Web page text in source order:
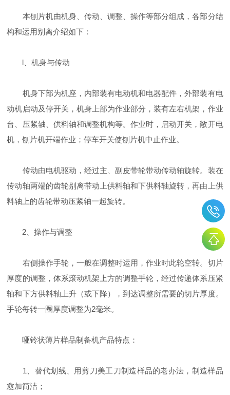
本刨片机由机身、传动、调整、操作等部分组成，各部分结
构和运用别离介绍如下：
l、机身与传动
机身下部为机座，内部装有电动机和电器配件，外部装有电
动机启动及停开关，机身上部为作业部分，装有左右机架，作业
台、压紧轴、供料轴和调整机构等。作业时，启动开关，敞开电
机，刨片机开端作业；停车开关使刨片机中止作业。
传动由电机驱动，经过主、副皮带轮带动传动轴旋转。装在
传动轴两端的齿轮别离带动上供料轴和下供料轴旋转，再由上供
料轴上的齿轮带动压紧轴一起旋转。
2、操作与调整
右侧操作手轮，一般在调整时运用，作业时此轮空转。切片
厚度的调整，体系滚动机架上方的调整手轮，经过传递体系压紧
轴和下方供料轴上升（或下降），到达调整所需要的切片厚度。
手轮每转一圈厚度调整为2毫米。
哑铃状薄片样品制备机产品特点：
1、替代划线、用剪刀美工刀制造样品的老办法，制造样品
愈加简洁；